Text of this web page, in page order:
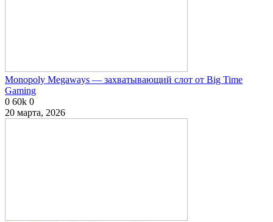
Monopoly Megaways — захватывающий слот от Big Time
Gaming
0 60k 0
20 марта, 2026